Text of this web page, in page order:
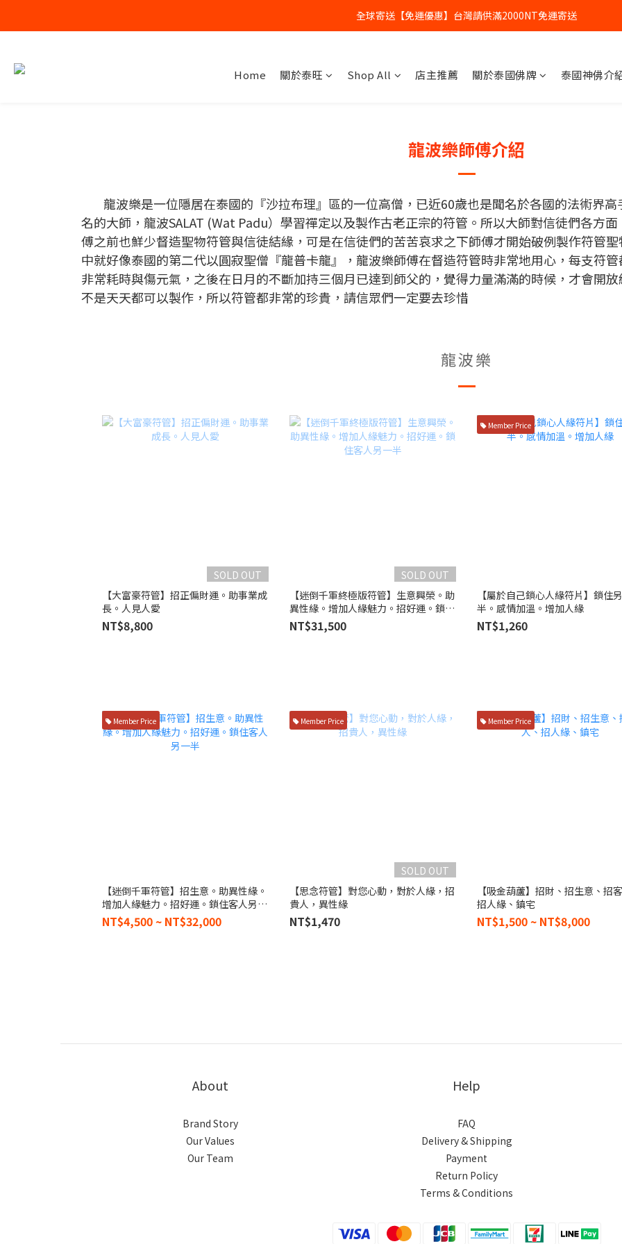
全球寄送【免運優惠】台灣請供滿2000NT免運寄送
全球寄送【免運優惠】台灣請供滿2000NT免運寄送
全球寄送【免運優惠】台灣請供滿2000NT免運寄送
Home 關於泰旺 Shop All 店主推薦 關於泰國佛牌 泰國神佛介
龍波樂師傅介紹
龍波樂是一位隱居在泰國的『沙拉布理』區的一位高僧，已近60歲也是聞名於各國的法術界高
名的大師，龍波SALAT (Wat Padu）學習禪定以及製作古老正宗的符管。所以大師對信徒們各方
傅之前也鮮少督造聖物符管與信徒結緣，可是在信徒們的苦苦哀求之下師傅才開始破例製作符管
中就好像泰國的第二代以圓寂聖僧『龍普卡龍』，龍波樂師傅在督造符管時非常地用心，每支符
非常耗時與傷元氣，之後在日月的不斷加持三個月已達到師父的，覺得力量滿滿的時候，才會開
不是天天都可以製作，所以符管都非常的珍貴，請信眾們一定要去珍惜
龍波樂
SOLD OUT
【大富豪符管】招正偏財運。助事業成
長。人見人愛
NT$8,800
SOLD OUT
【迷倒千軍終極版符管】生意興榮。助
異性緣。增加人緣魅力。招好運。鎖住
客人另一半
NT$31,500
Member Price
【屬於自己鎖心人緣符片】鎖住
半。感情加溫。增加人緣
NT$1,260
Member Price
【迷倒千軍符管】招生意。助異性緣。
增加人緣魅力。招好運。鎖住客人另一
半
NT$4,500 ~ NT$32,000
Member Price
SOLD OUT
【思念符管】對您心動，對於人緣，招
貴人，異性緣
NT$1,470
Member Price
【吸金葫蘆】招財、招生意、招
招人緣、鎮宅
NT$1,500 ~ NT$8,000
About
Brand Story
Our Values
Our Team
Help
FAQ
Delivery & Shipping
Payment
Return Policy
Terms & Conditions